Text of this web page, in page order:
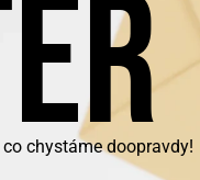
chystáme doopravdy!